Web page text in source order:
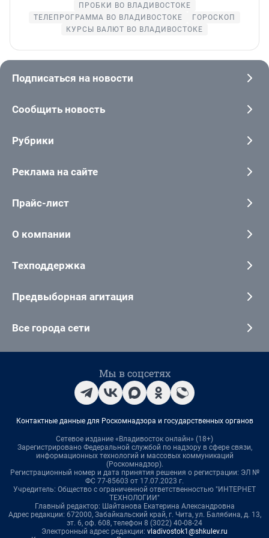
ПРОБКИ ВО ВЛАДИВОСТОКЕ
ТЕЛЕПРОГРАММА ВО ВЛАДИВОСТОКЕ
ГОРОСКОП
КУРСЫ ВАЛЮТ ВО ВЛАДИВОСТОКЕ
Подписаться на новости
Сообщить новость
Рубрики
Реклама на сайте
Прайс-лист
О компании
Техподдержка
Предвыборная агитация
Все города сети
Мы в соцсетях
Контактные данные для Роскомнадзора и государственных органов
Сетевое издание «Владивосток онлайн» (18+)
Зарегистрировано Федеральной службой по надзору в сфере связи,
информационных технологий и массовых коммуникаций
(Роскомнадзор).
Регистрационный номер и дата принятия решения о регистрации: ЭЛ №
ФС 77-85603 от 17.07.2023 г.
Учредитель: Общество с ограниченной ответственностью "ИНТЕРНЕТ
ТЕХНОЛОГИИ"
Главный редактор: Шайтанова Екатерина Александровна
Адрес редакции: 672000, Забайкальский край, г. Чита, ул. Балябина, д. 13,
эт. 6, оф. 608, телефон 8 (3022) 40-08-24
Электронный адрес редакции: vladivostok1@shkulev.ru